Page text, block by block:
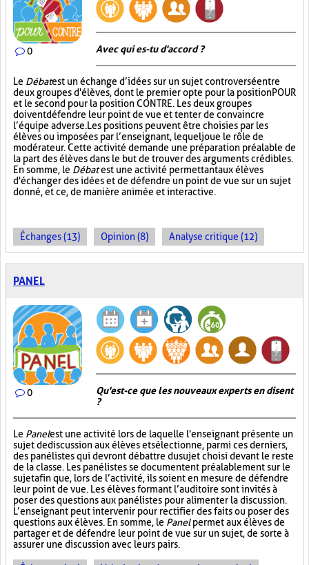
0 Avec qui es-tu d'accord ?
Le Débatest un échange d’idées sur un sujet controversé entre
deux groupes d'élèves, dont le premier opte pour la position POUR
et le second pour la position CONTRE. Les deux groupes
doivent défendre leur point de vue et tenter de convaincre
l’équipe adverse. Les positions peuvent être choisies par les
élèves ou imposées par l’enseignant, lequel joue le rôle de
modérateur. Cette activité demande une préparation préalable de
la part des élèves dans le but de trouver des arguments crédibles.
En somme, le Débatest une activité permettant aux élèves
d'échanger des idées et de défendre un point de vue sur un sujet
donné, et ce, de manière animée et interactive.
Échanges (13) Opinion (8) Analyse critique (12)
PANEL
0
Qu'est-ce que les nouveaux experts en disent
?
Le Panelest une activité lors de laquelle l'enseignant présente un
sujet de discussion aux élèves et sélectionne, parmi ces derniers,
des panélistes qui devront débattre du sujet choisi devant le reste
de la classe. Les panélistes se documentent préalablement sur le
sujet afin que, lors de l’activité, ils soient en mesure de défendre
leur point de vue. Les élèves formant l’auditoire sont invités à
poser des questions aux panélistes pour alimenter la discussion.
L’enseignant peut intervenir pour rectifier des faits ou poser des
questions aux élèves. En somme, le Panelpermet aux élèves de
partager et de défendre leur point de vue sur un sujet, de sorte à
assurer une discussion avec leurs pairs.